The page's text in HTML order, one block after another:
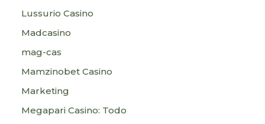
Lussurio Casino
Madcasino
mag-cas
Mamzinobet Casino
Marketing
Megapari Casino: Todo